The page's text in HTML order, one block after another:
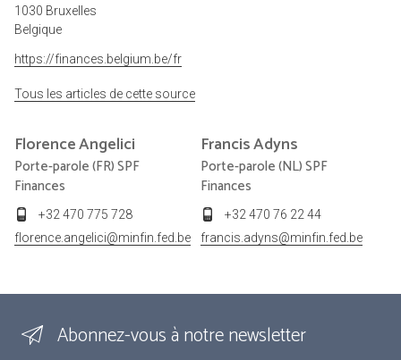
1030 Bruxelles
Belgique
https://finances.belgium.be/fr
Tous les articles de cette source
FlorenceAngelici
Porte-parole (FR) SPF
Finances
+32 470 775 728
florence.angelici@minfin.fed.be
FrancisAdyns
Porte-parole (NL) SPF
Finances
+32 470 76 22 44
francis.adyns@minfin.fed.be
Abonnez-vous à notre newsletter